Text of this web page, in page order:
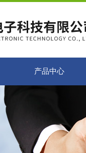
产品中心